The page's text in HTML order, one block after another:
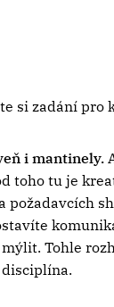
si zadání pro
i mantinely.
toho tu je
Tohle